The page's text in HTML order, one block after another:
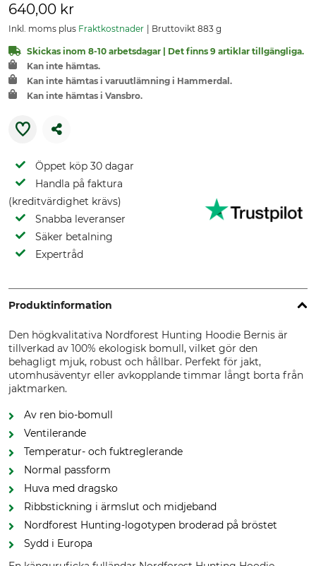
640,00 kr
Inkl. moms plus Fraktkostnader Bruttovikt 883 g
Skickas inom 8-10 arbetsdagar | Det finns 9 artiklar tillgängliga.
Kan inte hämtas.
Kan inte hämtas i varuutlämning i Hammerdal.
Kan inte hämtas i Vansbro.
Öppet köp 30 dagar
Handla på faktura
(kreditvärdighet krävs)
Snabba leveranser
Säker betalning
Expertråd
Produktinformation
Den högkvalitativa Nordforest Hunting Hoodie Bernis är
tillverkad av 100% ekologisk bomull, vilket gör den
behagligt mjuk, robust och hållbar. Perfekt för jakt,
utomhusäventyr eller avkopplande timmar långt borta från
jaktmarken.
Av ren bio-bomull
Ventilerande
Temperatur- och fuktreglerande
Normal passform
Huva med dragsko
Ribbstickning i ärmslut och midjeband
Nordforest Hunting-logotypen broderad på bröstet
Sydd i Europa